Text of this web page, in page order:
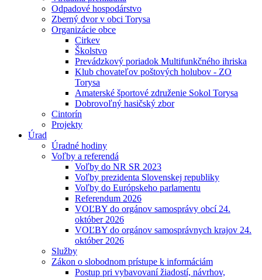
Odpadové hospodárstvo
Zberný dvor v obci Torysa
Organizácie obce
Cirkev
Školstvo
Prevádzkový poriadok Multifunkčného ihriska
Klub chovateľov poštových holubov - ZO
Torysa
Amaterské športové združenie Sokol Torysa
Dobrovoľný hasičský zbor
Cintorín
Projekty
Úrad
Úradné hodiny
Voľby a referendá
Voľby do NR SR 2023
Voľby prezidenta Slovenskej republiky
Voľby do Európskeho parlamentu
Referendum 2026
VOĽBY do orgánov samosprávy obcí 24.
október 2026
VOĽBY do orgánov samosprávnych krajov 24.
október 2026
Služby
Zákon o slobodnom prístupe k informáciám
Postup pri vybavovaní žiadostí, návrhov,